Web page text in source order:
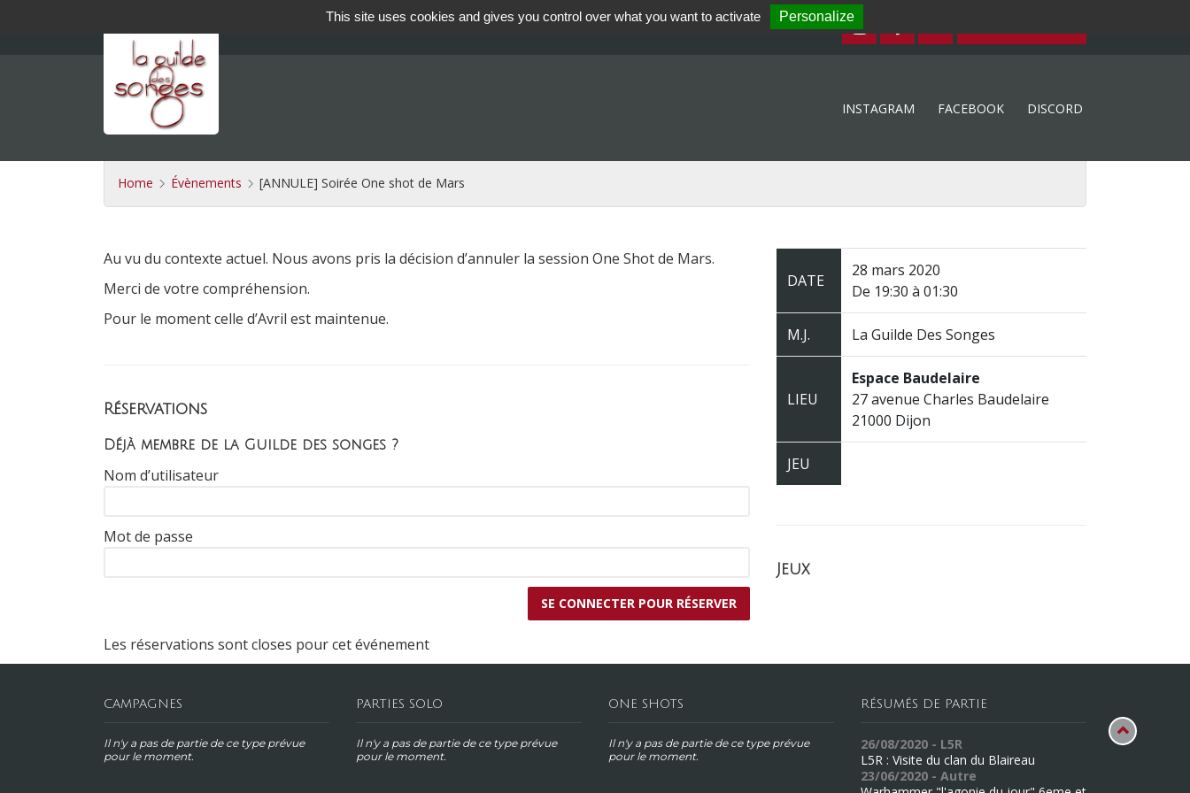
INSTAGRAM FACEBOOK DISCORD
Home Évènements [ANNULE] Soirée One shot de Mars
Au vu du contexte actuel. Nous avons pris la décision d’annuler la session One Shot de Mars.
Merci de votre compréhension.
Pour le moment celle d’Avril est maintenue.
Réservations
Déjà membre de la Guilde des songes ?
Nom d’utilisateur
Mot de passe
Les réservations sont closes pour cet événement
DATE
28 mars 2020
De 19:30 à 01:30
M.J. La Guilde Des Songes
LIEU
Espace Baudelaire
27 avenue Charles Baudelaire
21000 Dijon
JEU
Jeux
CAMPAGNES
Il n'y a pas de partie de ce type prévue
pour le moment.
PARTIES SOLO
Il n'y a pas de partie de ce type prévue
pour le moment.
ONE SHOTS
Il n'y a pas de partie de ce type prévue
pour le moment.
RÉSUMÉS DE PARTIE
26/08/2020 - L5R
L5R : Visite du clan du Blaireau
23/06/2020 - Autre
This site uses cookies and gives you control over what you want to activate Personalize